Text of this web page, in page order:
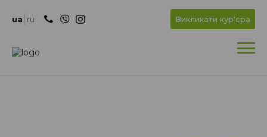
OKua ru Викликати кур'єра